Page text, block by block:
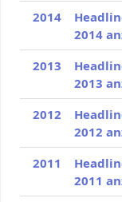
2014
2014
2013
2013
2012
2012
2011
2011